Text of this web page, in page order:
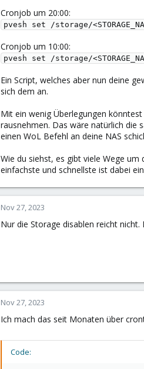
Cronjob um 20:00:
pvesh set /storage/
Cronjob um 10:00:
pvesh set /storage/
Ein Script, welches aber nun deine
sich dem an.
Mit ein wenig Überlegungen
rausnehmen. Das wäre natürlich die
einen WoL Befehl an deine NAS
Wie du siehst, es gibt viele Wege
einfachste und schnellste ist dabei
Nov 27, 2023
Nur die Storage disablen reicht
Nov 27, 2023
Ich mach das seit Monaten über
Code: